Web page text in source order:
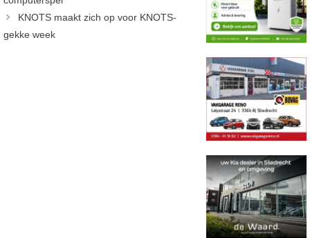
KNOTS maakt zich op voor KNOTS-
gekke week